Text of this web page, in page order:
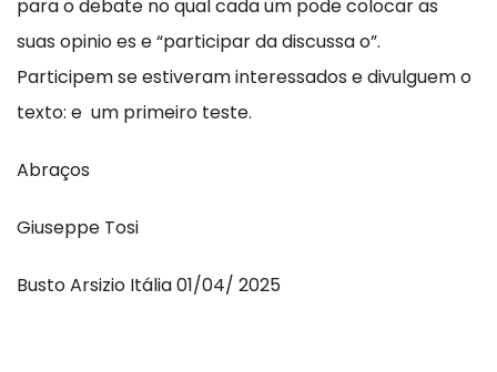
para o debate no qual cada um pode colocar as
suas opinio es e “participar da discussa o”.
Participem se estiveram interessados e divulguem o
texto: e um primeiro teste.
Abraços
Giuseppe Tosi
Busto Arsizio Itália 01/04/ 2025